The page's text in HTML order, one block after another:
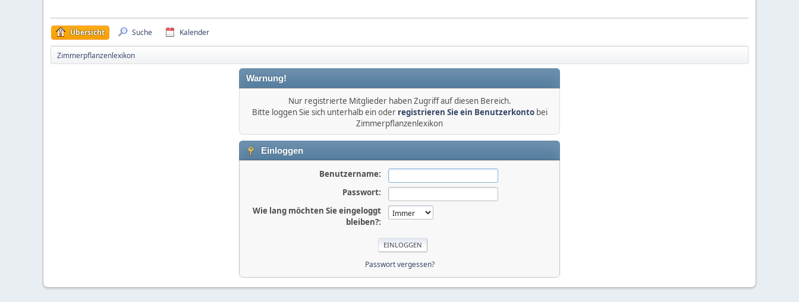
Übersicht Suche Kalender
Zimmerpflanzenlexikon
Warnung!
Nur registrierte Mitglieder haben Zugriff auf diesen Bereich.
Bitte loggen Sie sich unterhalb ein oder registrieren Sie ein Benutzerkontobei
Zimmerpflanzenlexikon
Einloggen
Benutzername:
Passwort:
Wie lang möchten Sie eingeloggt
bleiben?:
Passwort vergessen?